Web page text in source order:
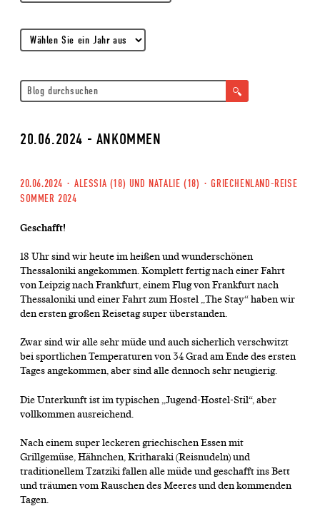
20.06.2024 - ANKOMMEN
20.06.2024 · ALESSIA (18) UND NATALIE (18) · GRIECHENLAND-REISE
SOMMER 2024
Geschafft!
18 Uhr sind wir heute im heißen und wunderschönen
Thessaloniki angekommen. Komplett fertig nach einer Fahrt
von Leipzig nach Frankfurt, einem Flug von Frankfurt nach
Thessaloniki und einer Fahrt zum Hostel „The Stay“ haben wir
den ersten großen Reisetag super überstanden.
Zwar sind wir alle sehr müde und auch sicherlich verschwitzt
bei sportlichen Temperaturen von 34 Grad am Ende des ersten
Tages angekommen, aber sind alle dennoch sehr neugierig.
Die Unterkunft ist im typischen „Jugend-Hostel-Stil“, aber
vollkommen ausreichend.
Nach einem super leckeren griechischen Essen mit
Grillgemüse, Hähnchen, Kritharaki (Reisnudeln) und
traditionellem Tzatziki fallen alle müde und geschafft ins Bett
und träumen vom Rauschen des Meeres und den kommenden
Tagen.